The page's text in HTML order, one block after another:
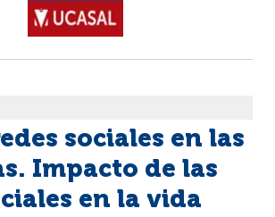
sociales en las
Impacto de las
en la vida